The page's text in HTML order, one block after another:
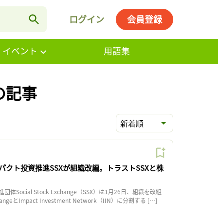
ログイン 会員登録
ベント 用語集
事
新着順
クト投資推進SSXが組織改編。トラストSSXと株
体Social Stock Exchange（SSX）は1月26日、組織を改組
とImpact Investment Network（IIN）に分割する […]